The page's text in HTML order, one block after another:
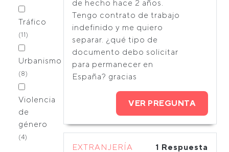
Tráfico
(11)
Urbanismo
(8)
Violencia
de
género
(4)
de hecho hace 2 años.
Tengo contrato de trabajo
indefinido y me quiero
separar. ¿qué tipo de
documento debo solicitar
para permanecer en
España? gracias
VER PREGUNTA
EXTRANJERÍA 1 Respuesta